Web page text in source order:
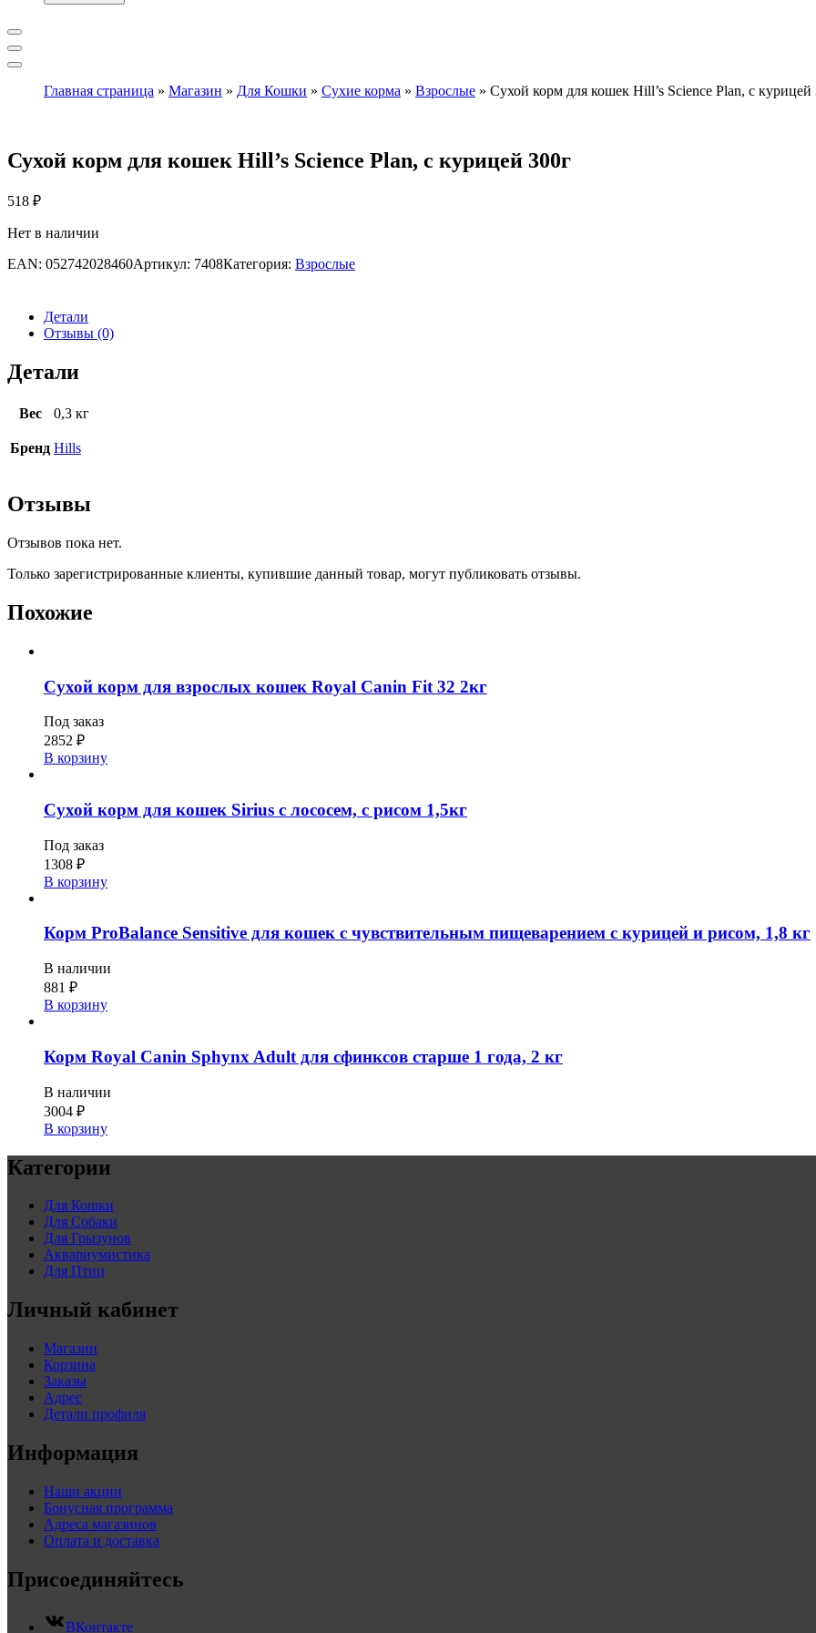
Главная страница » Магазин » Для Кошки » Сухие корма » Взрослые » Сухой корм для кошек Hill’s Science Plan, с курицей
Сухой корм для кошек Hill’s Science Plan, с курицей 300г
518 ₽
Нет в наличии
EAN: 052742028460Артикул: 7408Категория: Взрослые
Детали
Отзывы (0)
Детали
Вес 0,3 кг
Бренд Hills
Отзывы
Отзывов пока нет.
Только зарегистрированные клиенты, купившие данный товар, могут публиковать отзывы.
Похожие
Сухой корм для взрослых кошек Royal Canin Fit 32 2кг
Под заказ
2852 ₽
В корзину
Сухой корм для кошек Sirius с лососем, с рисом 1,5кг
Под заказ
1308 ₽
В корзину
Корм ProBalance Sensitive для кошек с чувствительным пищеварением с курицей и рисом, 1,8 кг
В наличии
881 ₽
В корзину
Корм Royal Canin Sphynx Adult для сфинксов старше 1 года, 2 кг
В наличии
3004 ₽
В корзину
Категории
Для Кошки
Для Собаки
Для Грызунов
Аквариумистика
Для Птиц
Личный кабинет
Магазин
Корзина
Заказы
Адрес
Детали профиля
Информация
Наши акции
Бонусная программа
Адреса магазинов
Оплата и доставка
Присоединяйтесь
ВКонтакте